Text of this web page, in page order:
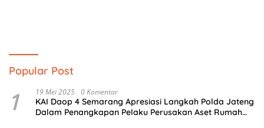
Popular Post
1 19 Mei 2025 0 Komentar
KAI Daop 4 Semarang Apresiasi Langkah Polda Jateng
Dalam Penangkapan Pelaku Perusakan Aset Rumah